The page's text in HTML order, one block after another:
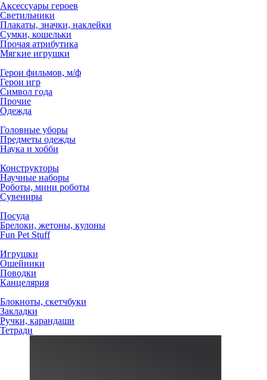
Аксессуары героев
Светильники
Плакаты, значки, наклейки
Сумки, кошельки
Прочая атрибутика
Мягкие игрушки
Герои фильмов, м/ф
Герои игр
Символ года
Прочие
Одежда
Головные уборы
Предметы одежды
Наука и хобби
Конструкторы
Научные наборы
Роботы, мини роботы
Сувениры
Посуда
Брелоки, жетоны, кулоны
Fun Pet Stuff
Игрушки
Ошейники
Поводки
Канцелярия
Блокноты, скетчбуки
Закладки
Ручки, карандаши
Тетради